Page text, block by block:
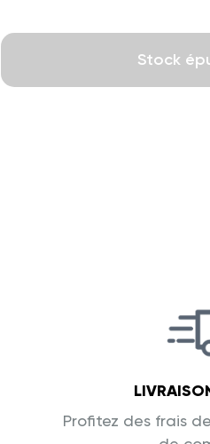
Stock
Profitez des frais